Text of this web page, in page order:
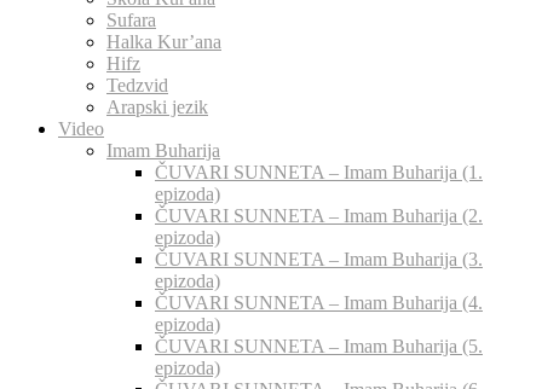
Sufara
Halka Kur’ana
Hifz
Tedzvid
Arapski jezik
Video
Imam Buharija
ČUVARI SUNNETA – Imam Buharija (1.
epizoda)
ČUVARI SUNNETA – Imam Buharija (2.
epizoda)
ČUVARI SUNNETA – Imam Buharija (3.
epizoda)
ČUVARI SUNNETA – Imam Buharija (4.
epizoda)
ČUVARI SUNNETA – Imam Buharija (5.
epizoda)